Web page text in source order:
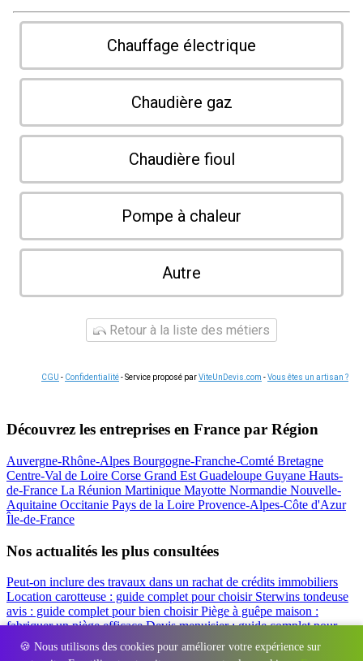
🍪 Nous utilisons des cookies pour améliorer votre expérience sur
Chauffage électrique
Chaudière gaz
Chaudière fioul
Pompe à chaleur
Autre
Retour à la liste des métiers
CGU - Confidentialité- Service proposé parViteUnDevis.com -Vous êtes un artisan ?
Découvrez les entreprises en France par Région
Auvergne-Rhône-Alpes Bourgogne-Franche-Comté Bretagne
Centre-Val de Loire Corse Grand Est Guadeloupe Guyane Hauts-
de-France La Réunion Martinique Mayotte Normandie Nouvelle-
Aquitaine Occitanie Pays de la Loire Provence-Alpes-Côte d'Azur
Île-de-France
Nos actualités les plus consultées
Peut-on inclure des travaux dans un rachat de crédits immobiliers
Location carotteuse : guide complet pour choisir Sterwins tondeuse
avis : guide complet pour bien choisirPiège à guêpe maison :
fabriquer un piège efficaceDevis menuisier : guide complet pour
obtenir le meilleur prix
Simulation rachat de crédit : regrouper prêt
travaux et crédits